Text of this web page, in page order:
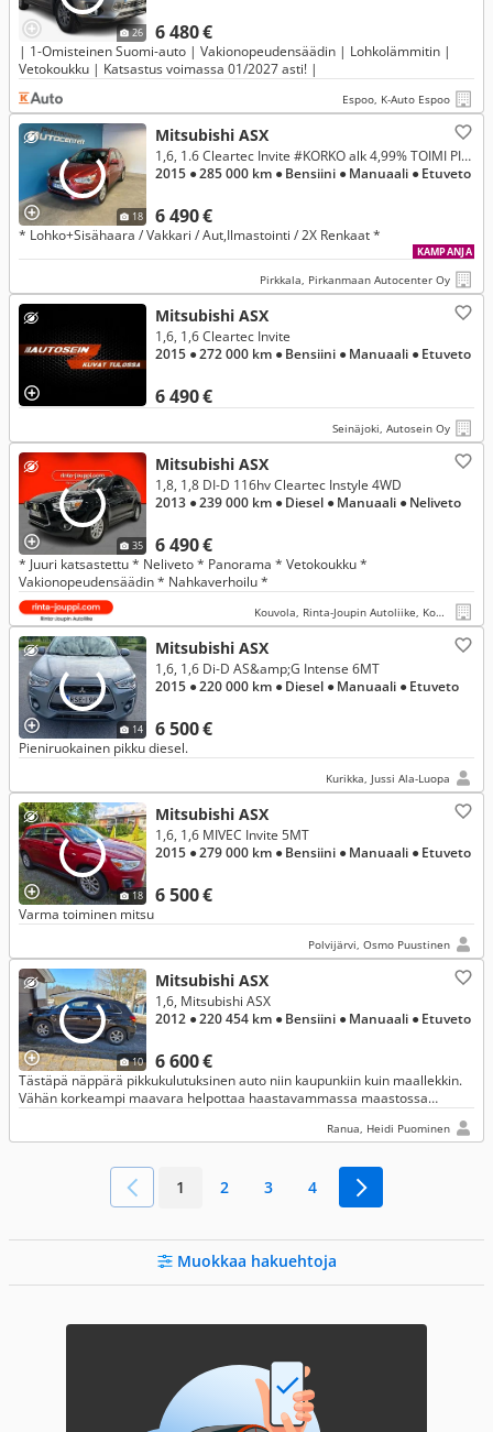
26 6 480 €
| 1-Omisteinen Suomi-auto | Vakionopeudensäädin | Lohkolämmitin |
Vetokoukku | Katsastus voimassa 01/2027 asti! |
Espoo, K-Auto Espoo
18
Mitsubishi ASX
6 490 €
1,6, 1.6 Cleartec Invite #KORKO alk 4,99% TOIMI PIAN #KATS 4/2026
2015 ● 285 000 km ● Bensiini ● Manuaali ● Etuveto
* Lohko+Sisähaara / Vakkari / Aut,Ilmastointi / 2X Renkaat *
KAMPANJA
Pirkkala, Pirkanmaan Autocenter Oy
Mitsubishi ASX
6 490 €
1,6, 1,6 Cleartec Invite
2015 ● 272 000 km ● Bensiini ● Manuaali ● Etuveto
Seinäjoki, Autosein Oy
35
Mitsubishi ASX
6 490 €
1,8, 1,8 DI-D 116hv Cleartec Instyle 4WD
2013 ● 239 000 km ● Diesel ● Manuaali ● Neliveto
* Juuri katsastettu * Neliveto * Panorama * Vetokoukku *
Vakionopeudensäädin * Nahkaverhoilu *
Kouvola, Rinta-Joupin Autoliike, Kouvola
14
Mitsubishi ASX
6 500 €
1,6, 1,6 Di-D AS&amp;G Intense 6MT
2015 ● 220 000 km ● Diesel ● Manuaali ● Etuveto
Pieniruokainen pikku diesel.
Kurikka, Jussi Ala-Luopa
18
Mitsubishi ASX
6 500 €
1,6, 1,6 MIVEC Invite 5MT
2015 ● 279 000 km ● Bensiini ● Manuaali ● Etuveto
Varma toiminen mitsu
Polvijärvi, Osmo Puustinen
10
Mitsubishi ASX
6 600 €
1,6, Mitsubishi ASX
2012 ● 220 454 km ● Bensiini ● Manuaali ● Etuveto
Tästäpä näppärä pikkukulutuksinen auto niin kaupunkiin kuin maallekkin.
Vähän korkeampi maavara helpottaa haastavammassa maastossa
Ranua, Heidi Puominen
1 2 3 4
Muokkaa hakuehtoja